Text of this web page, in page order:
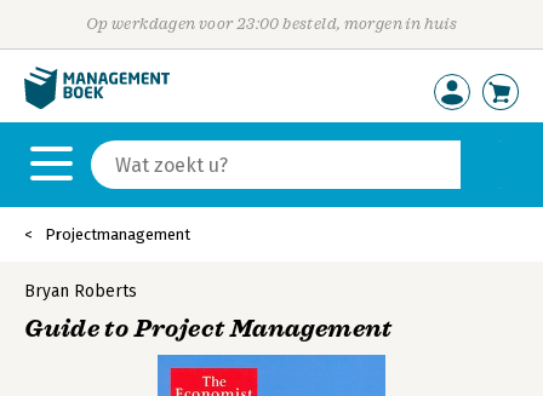
Op werkdagen voor 23:00 besteld, morgen in huis
Projectmanagement
Bryan Roberts
Guide to Project Management